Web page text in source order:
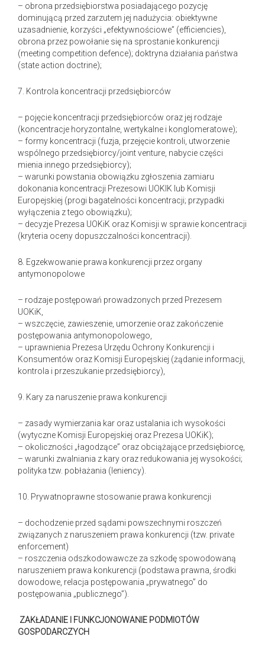
– obrona przedsiębiorstwa posiadającego pozycję
dominującą przed zarzutem jej nadużycia: obiektywne
uzasadnienie, korzyści „efektywnościowe” (efficiencies),
obrona przez powołanie się na sprostanie konkurencji
(meeting competition defence); doktryna działania państwa
(state action doctrine);
7. Kontrola koncentracji przedsiębiorców
– pojęcie koncentracji przedsiębiorców oraz jej rodzaje
(koncentracje horyzontalne, wertykalne i konglomeratowe);
– formy koncentracji (fuzja, przejęcie kontroli, utworzenie
wspólnego przedsiębiorcy/joint venture, nabycie części
mienia innego przedsiębiorcy);
– warunki powstania obowiązku zgłoszenia zamiaru
dokonania koncentracji Prezesowi UOKIK lub Komisji
Europejskiej (progi bagatelności koncentracji; przypadki
wyłączenia z tego obowiązku);
– decyzje Prezesa UOKiK oraz Komisji w sprawie koncentracji
(kryteria oceny dopuszczalności koncentracji).
8. Egzekwowanie prawa konkurencji przez organy
antymonopolowe
– rodzaje postępowań prowadzonych przed Prezesem
UOKiK,
– wszczęcie, zawieszenie, umorzenie oraz zakończenie
postępowania antymonopolowego,
– uprawnienia Prezesa Urzędu Ochrony Konkurencji i
Konsumentów oraz Komisji Europejskiej (żądanie informacji,
kontrola i przeszukanie przedsiębiorcy),
9. Kary za naruszenie prawa konkurencji
– zasady wymierzania kar oraz ustalania ich wysokości
(wytyczne Komisji Europejskiej oraz Prezesa UOKiK);
– okoliczności „łagodzące” oraz obciążające przedsiębiorcę,
– warunki zwalniania z kary oraz redukowania jej wysokości;
polityka tzw. pobłażania (leniency).
10. Prywatnoprawne stosowanie prawa konkurencji
– dochodzenie przed sądami powszechnymi roszczeń
związanych z naruszeniem prawa konkurencji (tzw. private
enforcement)
– roszczenia odszkodowawcze za szkodę spowodowaną
naruszeniem prawa konkurencji (podstawa prawna, środki
dowodowe, relacja postępowania „prywatnego” do
postępowania „publicznego”).
ZAKŁADANIE I FUNKCJONOWANIE PODMIOTÓW
GOSPODARCZYCH